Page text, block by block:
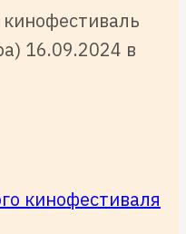
16.09.2024 в